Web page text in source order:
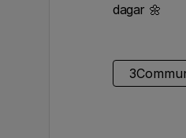
dagar 🌼